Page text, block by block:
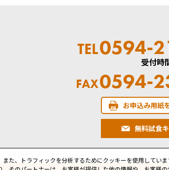
TEL0594-
受付時
FAX0594-
お申込み用紙
無料試食
た、トラフィックを分析するためにクッキーを使用してい